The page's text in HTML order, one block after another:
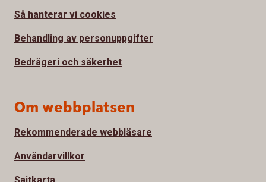
Så hanterar vi cookies
Behandling av personuppgifter
Bedrägeri och säkerhet
Om webbplatsen
Rekommenderade webbläsare
Användarvillkor